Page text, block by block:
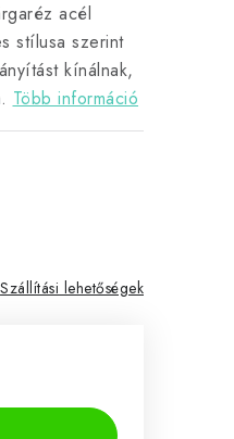
acél
stílusa szerint
kínálnak,
Több információ
Szállítási lehetőségek